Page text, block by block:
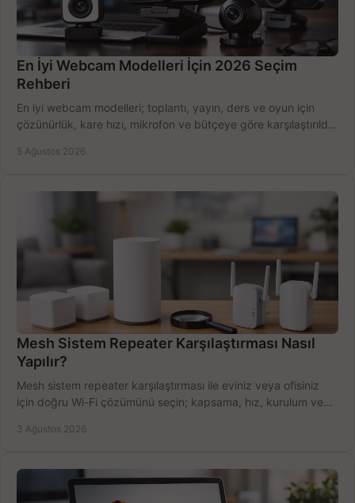
En İyi Webcam Modelleri İçin 2026 Seçim
Rehberi
En iyi webcam modelleri; toplantı, yayın, ders ve oyun için
çözünürlük, kare hızı, mikrofon ve bütçeye göre karşılaştırıldı.
5 Ağustos 2026
Mesh Sistem Repeater Karşılaştırması Nasıl
Yapılır?
Mesh sistem repeater karşılaştırması ile eviniz veya ofisiniz
için doğru Wi-Fi çözümünü seçin; kapsama, hız, kurulum ve
3 Ağustos 2026